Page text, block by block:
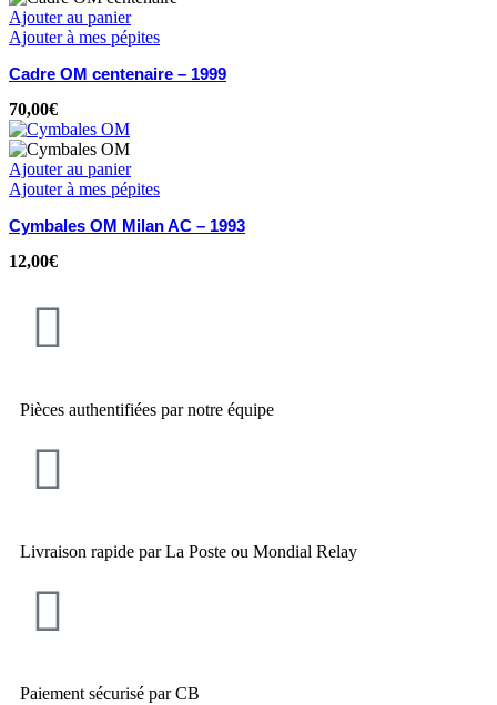
Ajouter au panier
Ajouter à mes pépites
Cadre OM centenaire – 1999
70,00€
Ajouter au panier
Ajouter à mes pépites
Cymbales OM Milan AC – 1993
12,00€
Pièces authentifiées par notre équipe
Livraison rapide par La Poste ou Mondial Relay
Paiement sécurisé par CB